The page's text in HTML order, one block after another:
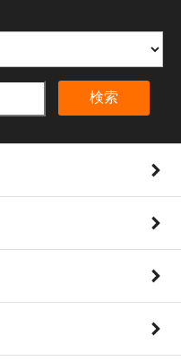
検索